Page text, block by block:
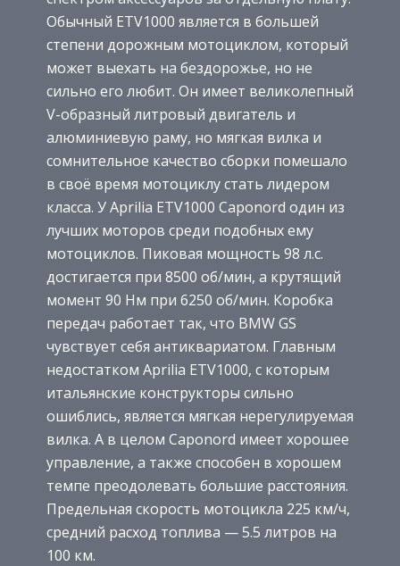
Обычный ETV1000 является в большей
степени дорожным мотоциклом, который
может выехать на бездорожье, но не
сильно его любит. Он имеет великолепный
V-образный литровый двигатель и
алюминиевую раму, но мягкая вилка и
сомнительное качество сборки помешало
в своё время мотоциклу стать лидером
класса. У Aprilia ETV1000 Caponord один из
лучших моторов среди подобных ему
мотоциклов. Пиковая мощность 98 л.с.
достигается при 8500 об/мин, а крутящий
момент 90 Нм при 6250 об/мин. Коробка
передач работает так, что BMW GS
чувствует себя антиквариатом. Главным
недостатком Aprilia ETV1000, с которым
итальянские конструкторы сильно
ошиблись, является мягкая нерегулируемая
вилка. А в целом Caponord имеет хорошее
управление, а также способен в хорошем
темпе преодолевать большие расстояния.
Предельная скорость мотоцикла 225 км/ч,
средний расход топлива — 5.5 литров на
100 км.